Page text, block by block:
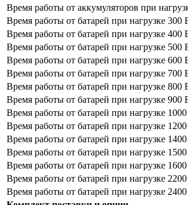
Время работы от аккумуляторов при
Время работы от батарей при нагрузке 300
Время работы от батарей при нагрузке 400
Время работы от батарей при нагрузке 500
Время работы от батарей при нагрузке 600
Время работы от батарей при нагрузке 700
Время работы от батарей при нагрузке 800
Время работы от батарей при нагрузке 900
Время работы от батарей при нагрузке
Время работы от батарей при нагрузке
Время работы от батарей при нагрузке
Время работы от батарей при нагрузке
Время работы от батарей при нагрузке
Время работы от батарей при нагрузке
Время работы от батарей при нагрузке